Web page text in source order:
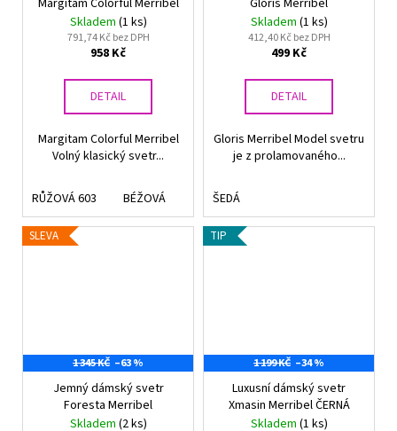
Skladem (1 ks)
791,74 Kč bez DPH
958 Kč
DETAIL
Margitam Colorful Merribel
Volný klasický svetr...
RŮŽOVÁ 603 BÉŽOVÁ TMAVĚ RŮŽOVÁ
Skladem (1 ks)
412,40 Kč bez DPH
499 Kč
DETAIL
Gloris Merribel Model svetru
je z prolamovaného...
ŠEDÁ
SLEVA
1 345 KČ –63 %
Jemný dámský svetr
Foresta Merribel
Skladem (2 ks)
TIP
1 199 KČ –34 %
Luxusní dámský svetr
Xmasin Merribel ČERNÁ
Skladem (1 ks)